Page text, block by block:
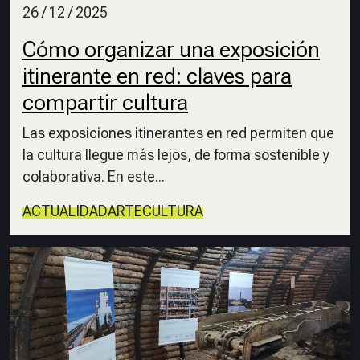
26 / 12 / 2025
Cómo organizar una exposición
itinerante en red: claves para
compartir cultura
Las exposiciones itinerantes en red permiten que
la cultura llegue más lejos, de forma sostenible y
colaborativa. En este...
ACTUALIDADARTECULTURA